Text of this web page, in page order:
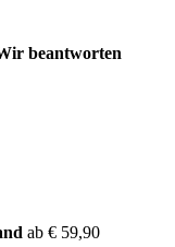
beantworten
ab € 59,90